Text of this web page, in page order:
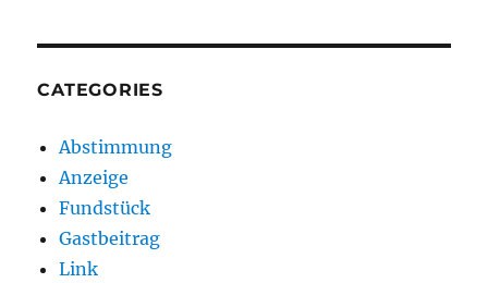
CATEGORIES
Abstimmung
Anzeige
Fundstück
Gastbeitrag
Link